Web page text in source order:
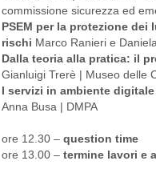
commissione sicurezza ed
PSEM per la protezione
rischi Marco Ranieri e
Dalla teoria alla pratica: il
Gianluigi Trerè | Museo delle
I servizi in ambiente
Anna Busa | DMPA
ore 12.30 –question time
ore 13.00 –termine lavori e